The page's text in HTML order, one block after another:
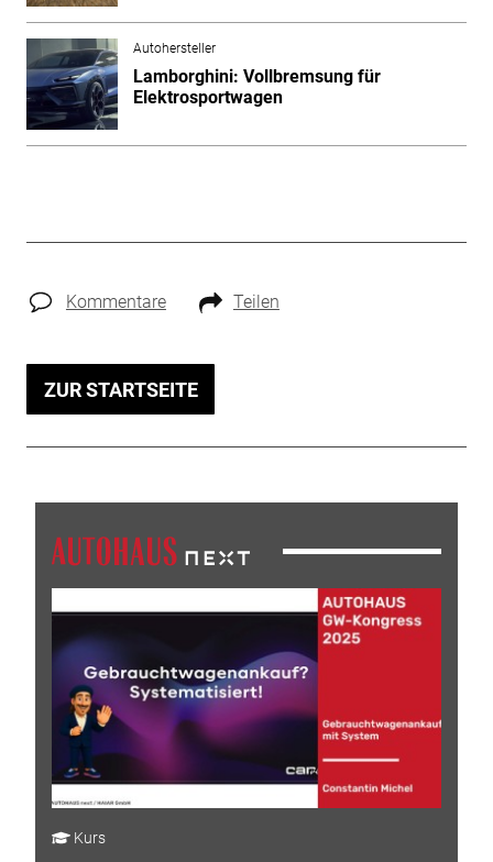
Autohersteller
Lamborghini: Vollbremsung für
Elektrosportwagen
Kommentare Teilen
ZUR STARTSEITE
Kurs